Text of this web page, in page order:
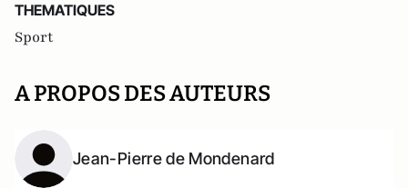
THEMATIQUES
Sport
A PROPOS DES AUTEURS
Jean-Pierre de Mondenard